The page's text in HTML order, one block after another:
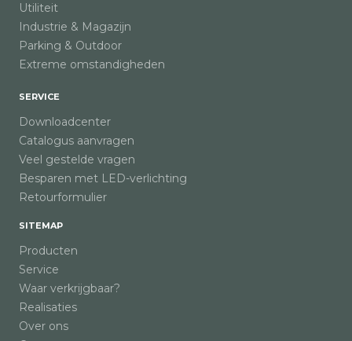
Utiliteit
Industrie & Magazijn
Parking & Outdoor
Extreme omstandigheden
SERVICE
Downloadcenter
Catalogus aanvragen
Veel gestelde vragen
Besparen met LED-verlichting
Retourformulier
SITEMAP
Producten
Service
Waar verkrijgbaar?
Realisaties
Over ons